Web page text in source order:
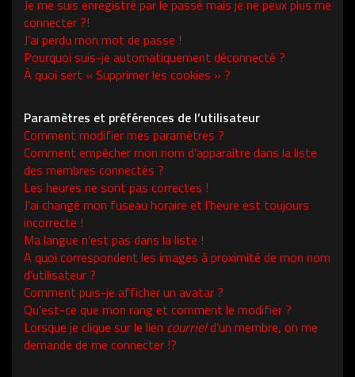
Je me suis enregistré par le passé mais je ne peux plus me
connecter ?!
J’ai perdu mon mot de passe !
Pourquoi suis-je automatiquement déconnecté ?
À quoi sert « Supprimer les cookies » ?
Paramètres et préférences de l’utilisateur
Comment modifier mes paramètres ?
Comment empêcher mon nom d’apparaître dans la liste
des membres connectés ?
Les heures ne sont pas correctes !
J’ai changé mon fuseau horaire et l’heure est toujours
incorrecte !
Ma langue n’est pas dans la liste !
A quoi correspondent les images à proximité de mon nom
d’utilisateur ?
Comment puis-je afficher un avatar ?
Qu’est-ce que mon rang et comment le modifier ?
Lorsque je clique sur le lien courrield’un membre, on me
demande de me connecter !?